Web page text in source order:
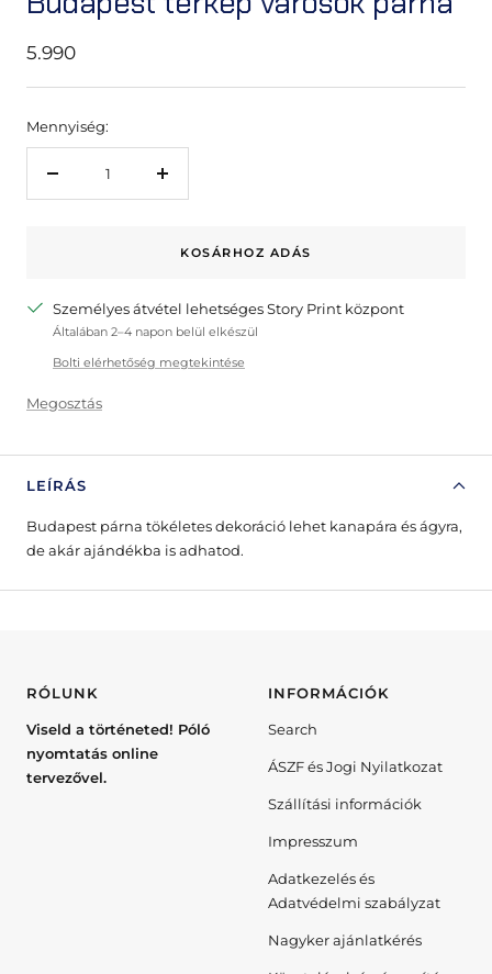
Akciós
ár
5.990
Mennyiség:
A
eggyel
KOSÁRHOZ ADÁS
Személyes átvétel lehetséges Story Print központ
Általában 2–4 napon belül elkészül
Bolti elérhetőség megtekintése
Megosztás
LEÍRÁS
Budapest párna tökéletes dekoráció lehet kanapára és ágyra,
de akár ajándékba is adhatod.
RÓLUNK
Viseld a történeted! Póló
nyomtatás online
tervezővel.
INFORMÁCIÓK
Search
ÁSZF és Jogi Nyilatkozat
Szállítási információk
Impresszum
Adatkezelés és
Adatvédelmi szabályzat
Nagyker ajánlatkérés